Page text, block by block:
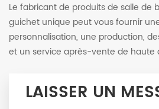
Le fabricant de produits de salle de
guichet unique peut vous fournir
personnalisation, une production,
et un service après-vente de haute
LAISSER UN